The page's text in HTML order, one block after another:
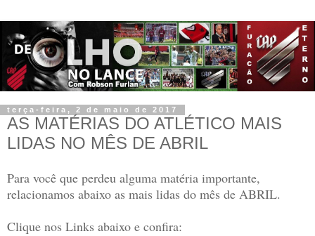
terça-feira, 2 de maio de 2017
AS MATÉRIAS DO ATLÉTICO MAIS
LIDAS NO MÊS DE ABRIL
Para você que perdeu alguma matéria importante,
relacionamos abaixo as mais lidas do mês de ABRIL.
Clique nos Links abaixo e confira: